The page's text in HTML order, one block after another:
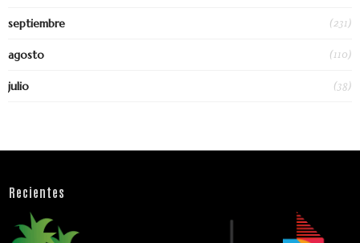
septiembre (231)
agosto (110)
julio (38)
Recientes